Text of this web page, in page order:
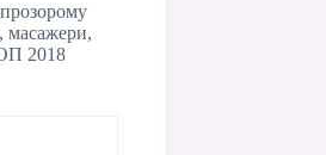
масажери,
2018